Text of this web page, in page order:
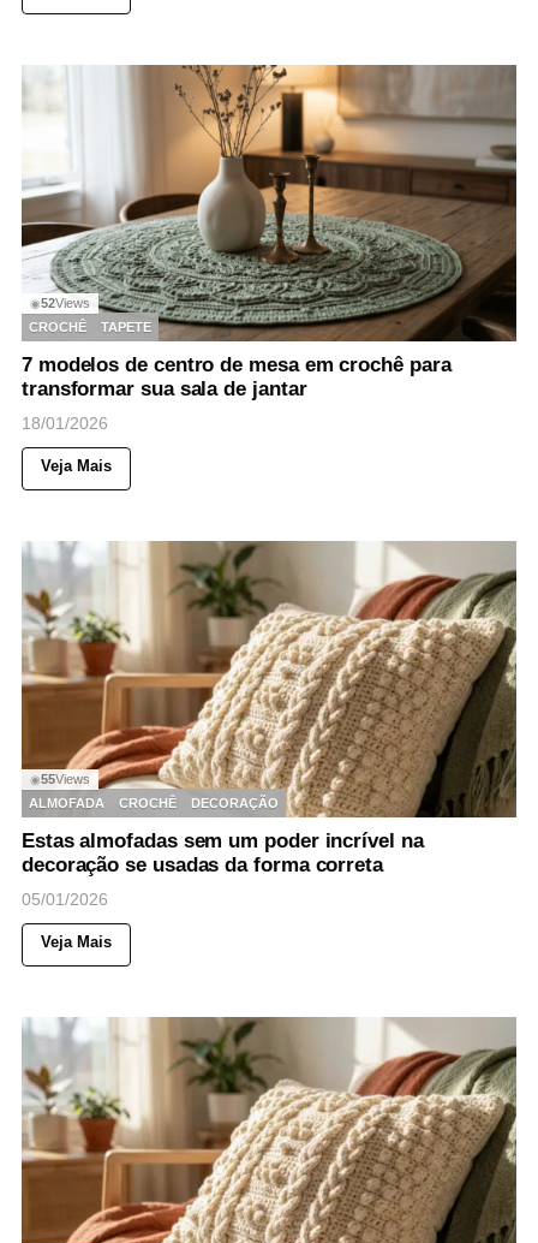
◉52Views
CROCHÊ
TAPETE
7 modelos de centro de mesa em crochê para
transformar sua sala de jantar
18/01/2026
Veja Mais
◉55Views
ALMOFADA
CROCHÊ DECORAÇÃO
Estas almofadas sem um poder incrível na
decoração se usadas da forma correta
05/01/2026
Veja Mais